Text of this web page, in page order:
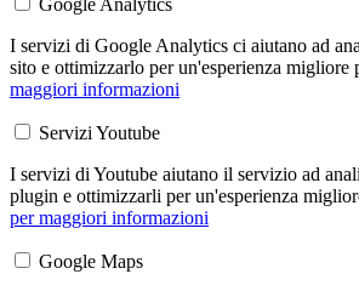
Google Analytics
I servizi di Google Analytics ci aiutano ad
sito e ottimizzarlo per un'esperienza migliore
maggiori informazioni
Servizi Youtube
I servizi di Youtube aiutano il servizio ad
plugin e ottimizzarli per un'esperienza
per maggiori informazioni
Google Maps